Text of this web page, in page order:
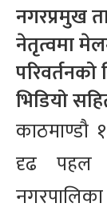
नगरप्रमुख
नेतृत्वमा
परिवर्तनको
भिडियो
काठमाण्डौ
दृढ पहल
नगरपालिका